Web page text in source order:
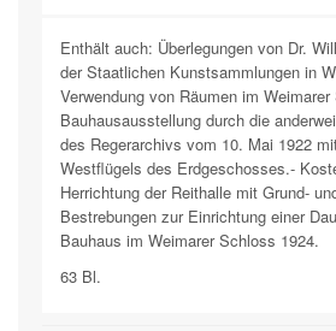
Enthält auch: Überlegungen von Dr.
der Staatlichen Kunstsammlungen in
Verwendung von Räumen im
Bauhausausstellung durch die
des Regerarchivs vom 10. Mai 1922
Westflügels des Erdgeschosses.-
Herrichtung der Reithalle mit Grund-
Bestrebungen zur Einrichtung einer
Bauhaus im Weimarer Schloss 1924.
63 Bl.